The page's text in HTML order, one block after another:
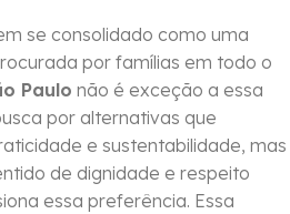
se consolidado como uma
por famílias em todo o
Paulo não é exceção a essa
por alternativas que
e sustentabilidade, mas
de dignidade e respeito
essa preferência. Essa